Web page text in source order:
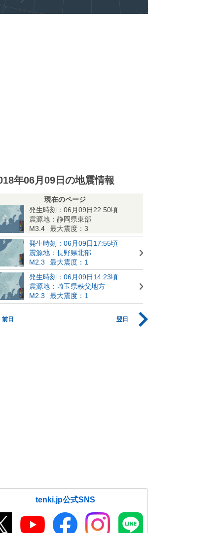
年06月09日の地震情報
現在のページ
発生時刻：06月09日22:50頃
震源地：静岡県東部
M3.4
最大震度：3
発生時刻：06月09日17:55頃
震源地：長野県北部
M2.3
最大震度：1
発生時刻：06月09日14:23頃
震源地：埼玉県秩父地方
M2.3
最大震度：1
前日 翌日
tenki.jp公式SNS